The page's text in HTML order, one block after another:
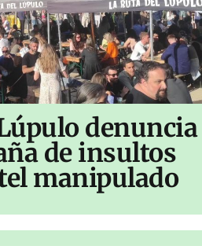
denuncia
de insultos
manipulado